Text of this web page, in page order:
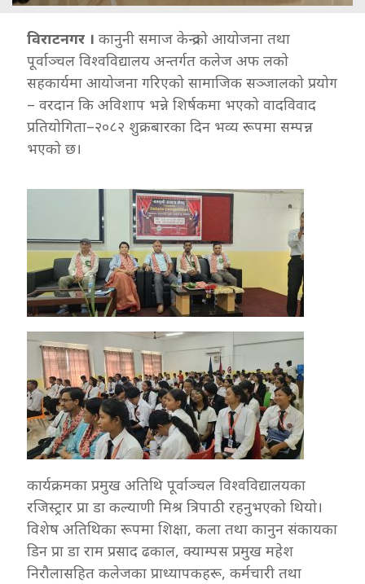
विराटनगर । कानुनी समाज केन्द्रको आयोजना तथा
पूर्वाञ्चल विश्वविद्यालय अन्तर्गत कलेज अफ लको
सहकार्यमा आयोजना गरिएको सामाजिक सञ्जालको प्रयोग
– वरदान कि अविशाप भन्ने शिर्षकमा भएको वादविवाद
प्रतियोगिता–२०८२ शुक्रबारका दिन भव्य रूपमा सम्पन्न
भएको छ।
कार्यक्रमका प्रमुख अतिथि पूर्वाञ्चल विश्वविद्यालयका
रजिस्ट्रार प्रा डा कल्याणी मिश्र त्रिपाठी रहनुभएको थियो।
विशेष अतिथिका रूपमा शिक्षा, कला तथा कानुन संकायका
डिन प्रा डा राम प्रसाद ढकाल, क्याम्पस प्रमुख महेश
निरौलासहित कलेजका प्राध्यापकहरू, कर्मचारी तथा